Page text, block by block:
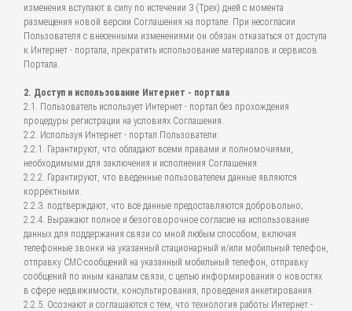
изменения вступают в силу по истечении 3 (Трех) дней с момента
размещения новой версии Соглашения на портале. При несогласии
Пользователя с внесенными изменениями он обязан отказаться от доступа
к Интернет - портала, прекратить использование материалов и сервисов
Портала.
2. Доступ и использование Интернет - портала
2.1. Пользователь использует Интернет - портал без прохождения
процедуры регистрации на условиях Соглашения.
2.2. Используя Интернет - портал Пользователи:
2.2.1. Гарантируют, что обладают всеми правами и полномочиями,
необходимыми для заключения и исполнения Соглашения.
2.2.2. Гарантируют, что введенные пользователем данные являются
корректными.
2.2.3. подтверждают, что все данные предоставляются добровольно;
2.2.4. Выражают полное и безоговорочное согласие на использование
данных для поддержания связи со мной любым способом, включая
телефонные звонки на указанный стационарный и/или мобильный телефон,
отправку СМС-сообщений на указанный мобильный телефон, отправку
сообщений по иным каналам связи, с целью информирования о новостях
в сфере недвижимости, консультирования, проведения анкетирования.
2.2.5. Осознают и соглашаются с тем, что технология работы Интернет -